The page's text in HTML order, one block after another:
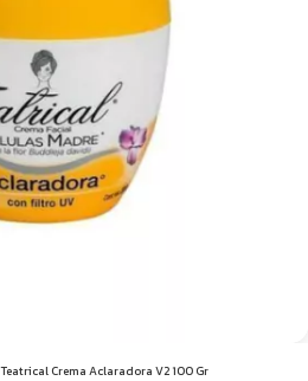
Teatrical Crema Aclaradora V2 100 Gr